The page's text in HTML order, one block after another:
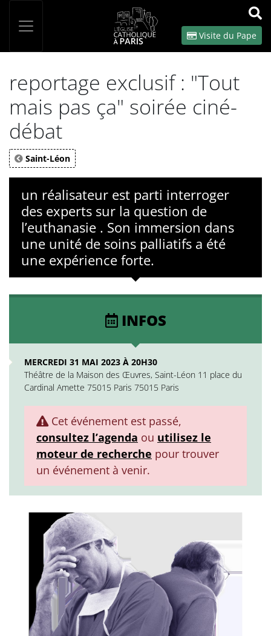
OK
Visite du Pape
reportage exclusif : "Tout
mais pas ça" soirée ciné-
débat
Saint-Léon
un réalisateur est parti interroger
des experts sur la question de
l’euthanasie . Son immersion dans
une unité de soins palliatifs a été
une expérience forte.
INFOS
MERCREDI 31 MAI 2023 À 20H30
Théâtre de la Maison des Œuvres, Saint-Léon 11 place du
Cardinal Amette 75015 Paris 75015 Paris
Cet événement est passé,
consultez l’agenda ou utilisez le
moteur de recherche pour trouver
un événement à venir.
Panneau de gestion des cookies